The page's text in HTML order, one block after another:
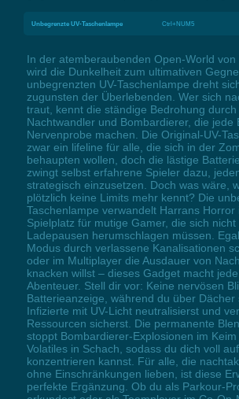
Unbegrenzte UV-Taschenlampe Ctrl+NUM5
In der atemberaubenden Open-World von
wird die Dunkelheit zum ultimativen
unbegrenzten UV-Taschenlampe dreht
zugunsten der Überlebenden. Wer sich
traut, kennt die ständige Bedrohung durch
Nachtwandler und Bombardierer, die jede
Nervenprobe machen. Die Original-UV-
zwar ein lifeline für alle, die sich in der
behaupten wollen, doch die lästige
zwingt selbst erfahrene Spieler dazu,
strategisch einzusetzen. Doch was wäre,
plötzlich keine Limits mehr kennt? Die
Taschenlampe verwandelt Harrans Horror
Spielplatz für mutige Gamer, die sich
Ladepausen herumschlagen müssen.
Modus durch verlassene Kanalisationen
oder im Multiplayer die Ausdauer von
knacken willst – dieses Gadget macht
Abenteuer. Stell dir vor: Keine nervösen
Batterieanzeige, während du über Dächer
Infizierte mit UV-Licht neutralisierst und
Ressourcen sicherst. Die permanente
stoppt Bombardierer-Explosionen im
Volatiles in Schach, sodass du dich voll
konzentrieren kannst. Für alle, die
ohne Einschränkungen lieben, ist diese
perfekte Ergänzung. Ob du als Parkour-